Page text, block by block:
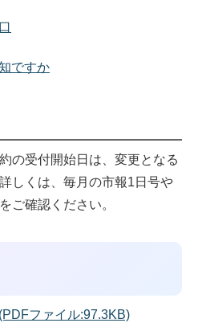
ですか
の受付開始日は、変更となる
しくは、毎月の市報1日号や
ご確認ください。
ファイル:97.3KB)